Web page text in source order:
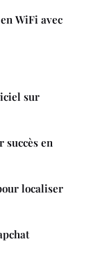
WiFi avec
sur
succès en
localiser